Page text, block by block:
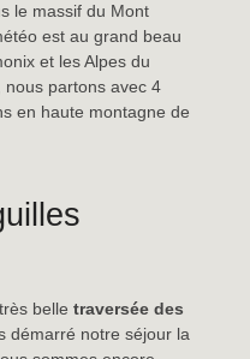
le massif du Mont
est au grand beau
et les Alpes du
nous partons avec 4
en haute montagne de
belletraversée des
démarré notre séjour la